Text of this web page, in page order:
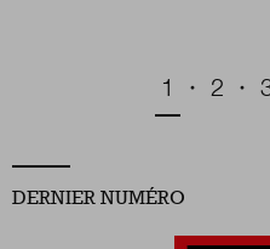
Page
1 Page
2
DERNIER NUMÉRO